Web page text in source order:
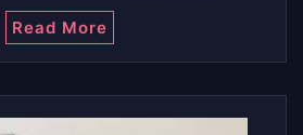
Read More